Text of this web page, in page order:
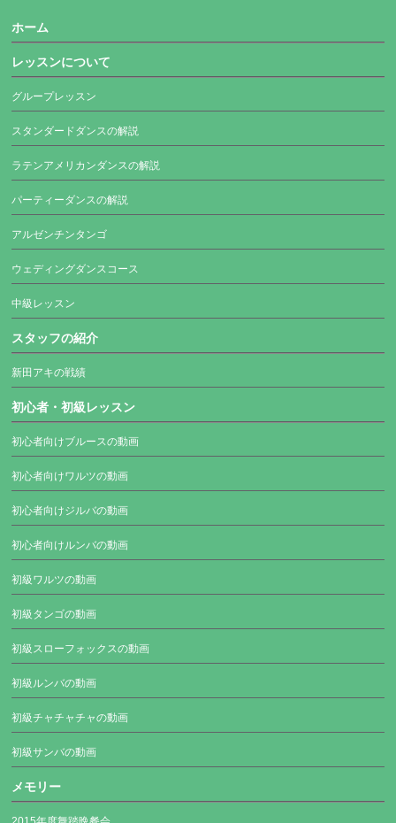
ホーム
レッスンについて
グループレッスン
スタンダードダンスの解説
ラテンアメリカンダンスの解説
パーティーダンスの解説
アルゼンチンタンゴ
ウェディングダンスコース
中級レッスン
スタッフの紹介
新田アキの戦績
初心者・初級レッスン
初心者向けブルースの動画
初心者向けワルツの動画
初心者向けジルバの動画
初心者向けルンバの動画
初級ワルツの動画
初級タンゴの動画
初級スローフォックスの動画
初級ルンバの動画
初級チャチャチャの動画
初級サンバの動画
メモリー